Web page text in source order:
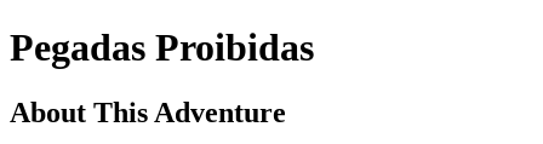
Pegadas Proibidas
About This Adventure